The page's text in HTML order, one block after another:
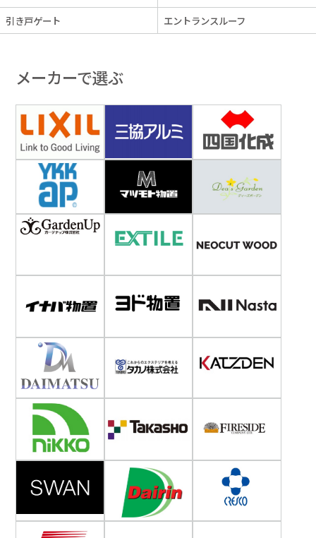
引き戸ゲート エントランスルーフ
メーカーで選ぶ